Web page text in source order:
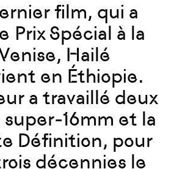
film, qui a
Prix Spécial à la
Hailé
en Éthiopie.
a travaillé deux
16mm et la
Définition, pour
décennies le